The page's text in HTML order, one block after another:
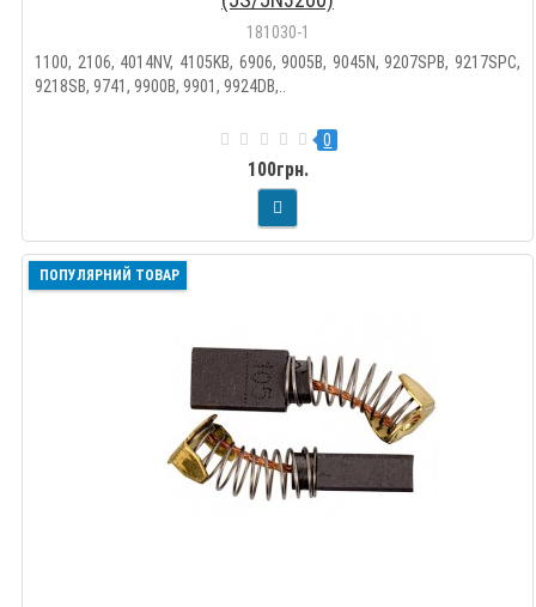
181030-1
1100, 2106, 4014NV, 4105KB, 6906, 9005B, 9045N, 9207SPB, 9217SPC,
9218SB, 9741, 9900B, 9901, 9924DB,..
0
100грн.
ПОПУЛЯРНИЙ ТОВАР